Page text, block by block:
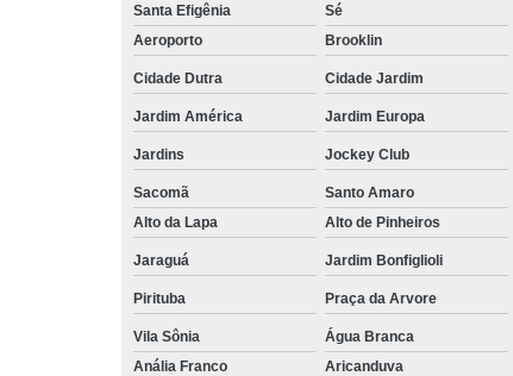
Santa Efigênia Sé
Aeroporto
Brooklin
Cidade Dutra Cidade Jardim
Jardim América Jardim Europa
Jardins Jockey Club
Sacomã Santo Amaro
Alto da Lapa
Alto de Pinheiros
Jaraguá Jardim Bonfiglioli
Pirituba Praça da Arvore
Vila Sônia
Água Branca
Anália Franco
Aricanduva